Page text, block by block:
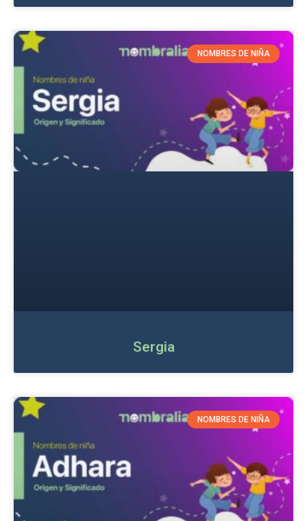
NOMBRES DE NIÑA
Sergia
NOMBRES DE NIÑA